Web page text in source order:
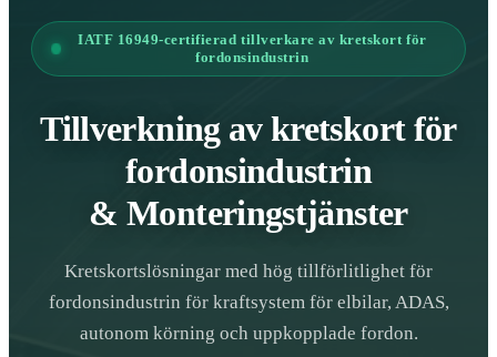
IATF 16949-certifierad tillverkare av kretskort för
fordonsindustrin
Tillverkning av kretskort för
fordonsindustrin
& Monteringstjänster
Kretskortslösningar med hög tillförlitlighet för
fordonsindustrin för kraftsystem för elbilar, ADAS,
autonom körning och uppkopplade fordon.